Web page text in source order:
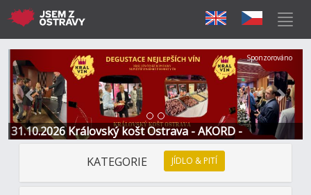
31.10.2026 Královský košt Ostrava - AKORD -
Restaurace a Hotel
Předchozí Další
Sponzorováno
KATEGORIE JÍDLO & PITÍ